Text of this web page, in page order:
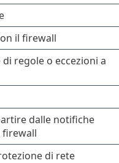
il firewall
regole o eccezioni a
dalle notifiche
firewall
di rete